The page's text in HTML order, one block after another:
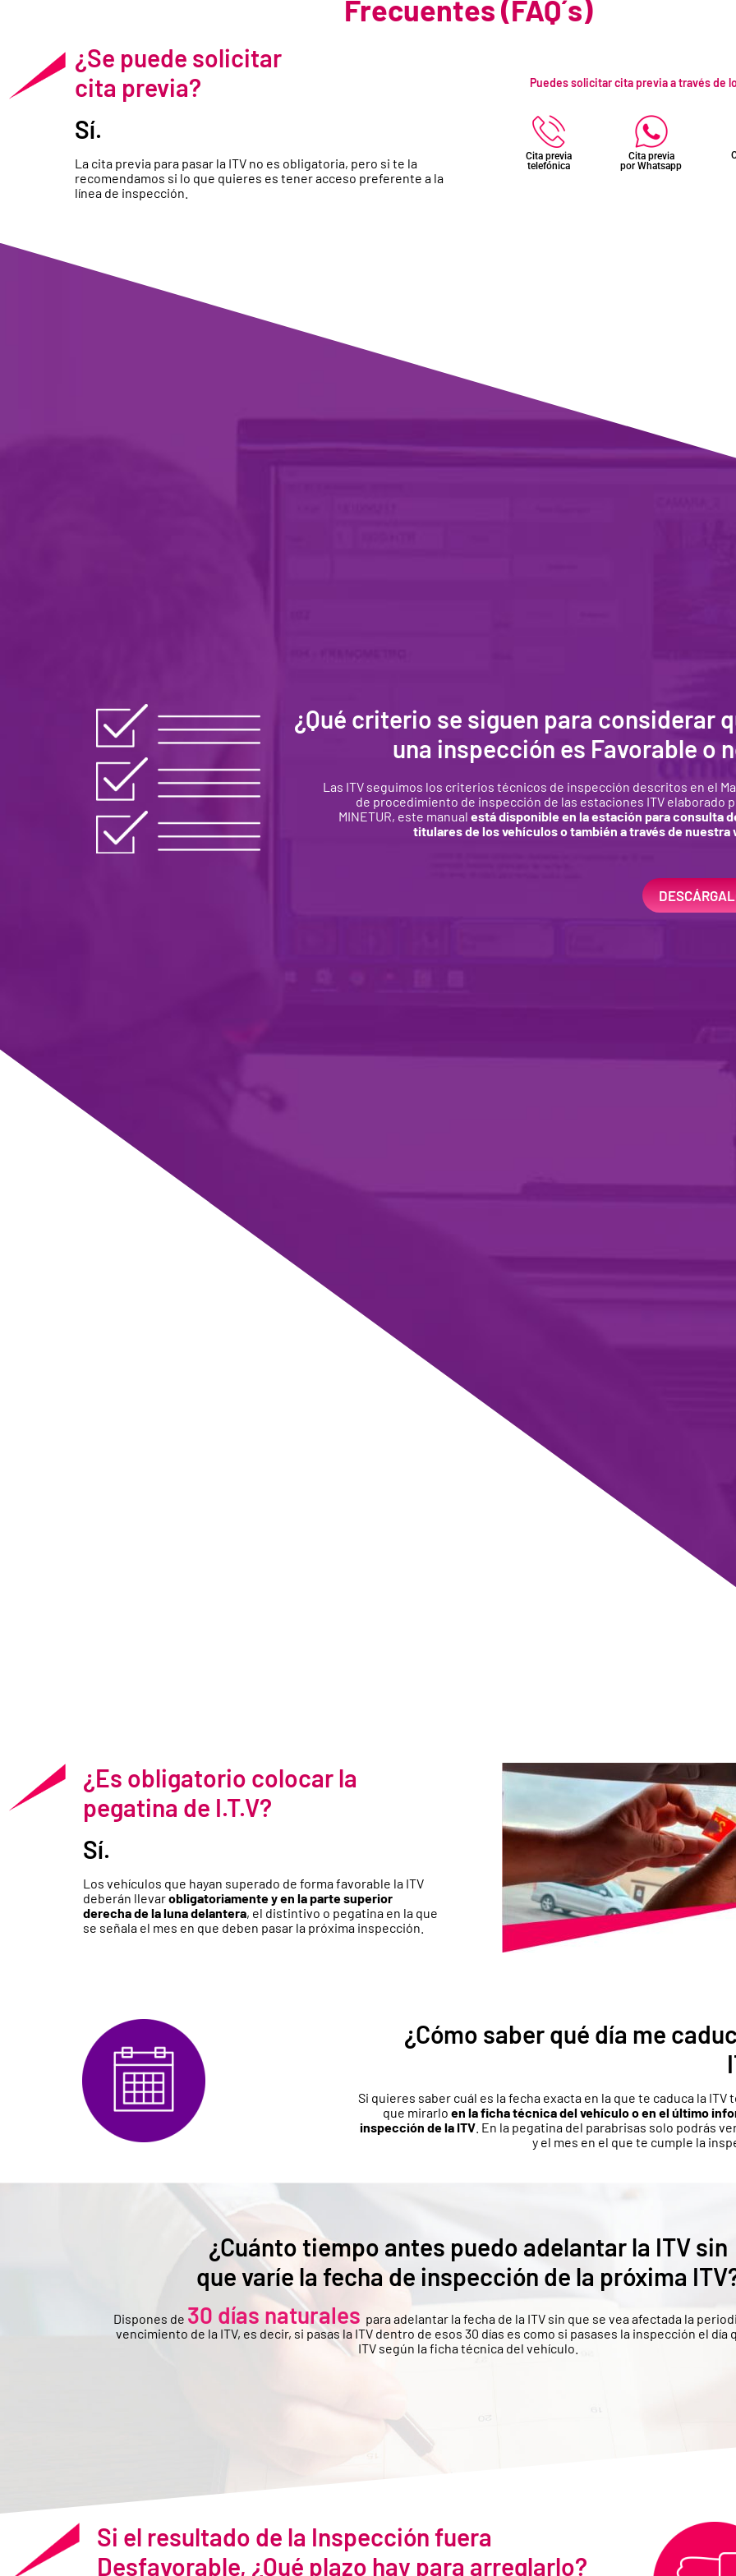
Frecuentes (FAQ´s)
¿Se puede solicitar
cita previa?
Sí.
La cita previa para pasar la ITV no es obligatoria, pero si te la
recomendamos si lo que quieres es tener acceso preferente a la
línea de inspección.
Puedes solicitar cita previa a través de
Cita previa
telefónica
Cita previa
por Whatsapp
¿Qué criterio se siguen para considerar
una inspección es Favorable o
Las ITV seguimos los criterios técnicos de inspección descritos en el
de procedimiento de inspección de las estaciones ITV elaborado
MINETUR, este manualestá disponible en la estación para consulta
titulares de los vehículos o también a través de nuestra
¿Es obligatorio colocar la
pegatina de I.T.V?
Sí.
Los vehículos que hayan superado de forma favorable la ITV
deberán llevarobligatoriamente y en la parte superior
derecha de la luna delantera, el distintivo o pegatina en la que
se señala el mes en que deben pasar la próxima inspección.
¿Cómo saber qué día me
Si quieres saber cuál es la fecha exacta en la que te caduca la ITV
que mirarloen la ficha técnica del vehículo o en el último
inspección de la ITV . En la pegatina del parabrisas solo podrás
y el mes en el que te cumple la
¿Cuánto tiempo antes puedo adelantar la ITV sin
que varíe la fecha de inspección de la próxima
Dispones de 30 días naturales para adelantar la fecha de la ITV sin que se vea afectada la
vencimiento de la ITV, es decir, si pasas la ITV dentro de esos 30 días es como si pasases la inspección el día
ITV según la ficha técnica del vehículo.
Si el resultado de la Inspección fuera
Desfavorable, ¿Qué plazo hay para arreglarlo?